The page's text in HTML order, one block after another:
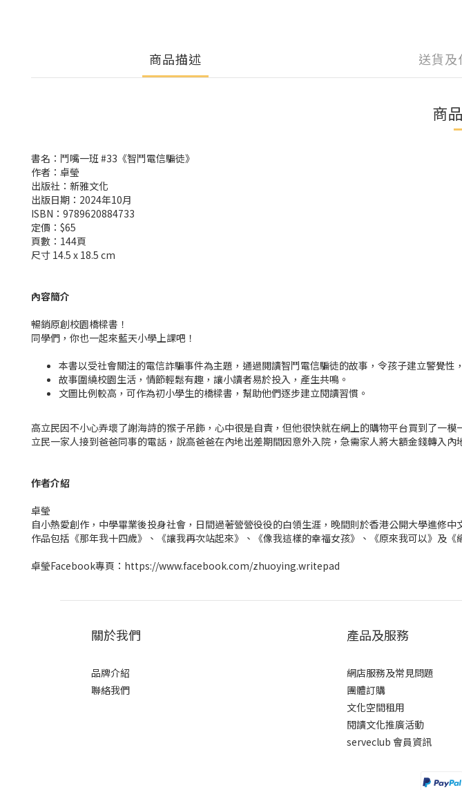
商品描述 送貨及
商
書名：鬥嘴一班 #33《智鬥電信騙徒》
作者：卓瑩
出版社：新雅文化
出版日期：2024年10月
ISBN：9789620884733
定價：$65
頁數：144頁
尺寸 14.5 x 18.5 cm
內容簡介
暢銷原創校園橋樑書！
同學們，你也一起來藍天小學上課吧！
本書以受社會關注的電信詐騙事件為主題，通過閲讀智鬥電信騙徒的故事，令孩子建立警覺性
故事圍繞校園生活，情節輕鬆有趣，讓小讀者易於投入，產生共鳴。
文圖比例較高，可作為初小學生的橋樑書，幫助他們逐步建立閱讀習慣。
高立民因不小心弄壞了謝海詩的猴子吊飾，心中很是自責，但他很快就在網上的購物平台買到了一
立民一家人接到爸爸同事的電話，說高爸爸在內地出差期間因意外入院，急需家人將大額金錢轉
作者介紹
卓瑩
自小熱愛創作，中學畢業後投身社會，日間過著營營役役的白領生涯，晚間則於香港公開大學進修
作品包括《那年我十四歲》、《讓我再次站起來》、《像我這樣的幸福女孩》、《原來我可以》及
卓瑩Facebook專頁：https://www.facebook.com/zhuoying.writepad
關於我們
品牌介紹
聯絡我們
產品及服務
網店服務及常見問題
團體訂購
文化空間租用
閱讀文化推廣活動
serveclub 會員資訊